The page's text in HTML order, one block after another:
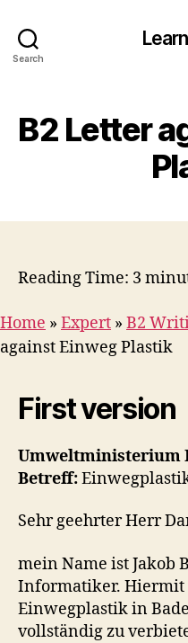
Search
B2 Letter
Reading Time: 3
Home » Expert » B2
against Einweg Plastik
First version
Umweltministerium
Betreff:
Sehr geehrter Herr
mein Name ist Jakob
Informatiker. Hiermit
Einwegplastik in
vollständig zu